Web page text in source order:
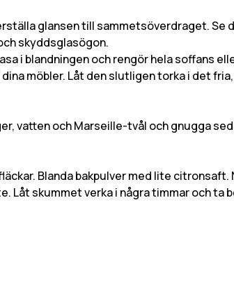
glansen till sammetsöverdraget. Se
skyddsglasögon.
i blandningen och rengör hela soffans
möbler. Låt den slutligen torka i det
vatten och Marseille-tvål och gnugga
Blanda bakpulver med lite citronsaft.
Låt skummet verka i några timmar och ta